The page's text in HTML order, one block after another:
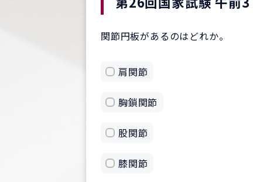
関節円板があるのはどれか。
肩関節
胸鎖関節
股関節
膝関節